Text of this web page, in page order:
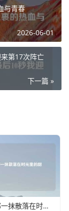
与青春
2026-06-01
第17次阵亡
下一篇 »
阿莓莓，那一抹散落在时光里的甜